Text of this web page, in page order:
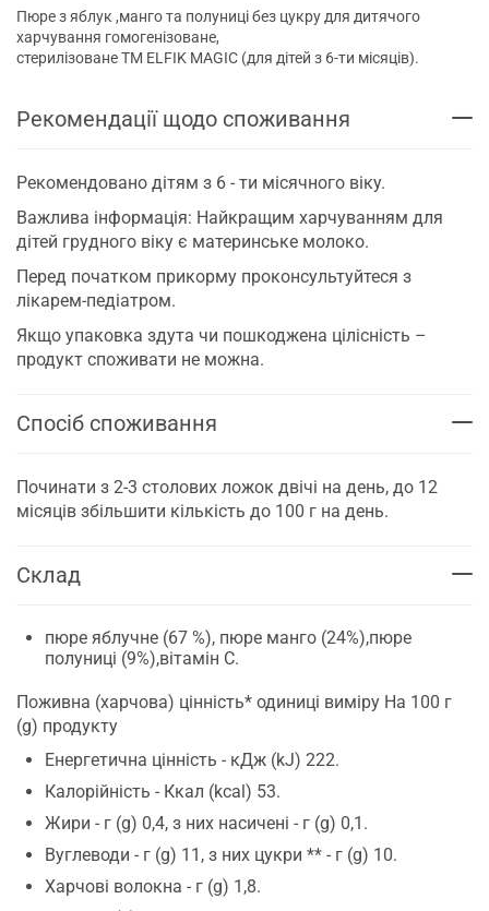
Пюре з яблук ,манго та полуниці без цукру для дитячого
харчування гомогенізоване,
стерилізоване ТМ ELFIK MAGIC (для дітей з 6-ти місяців).
Рекомендації щодо споживання
Рекомендовано дітям з 6 - ти місячного віку.
Важлива інформація: Найкращим харчуванням для
дітей грудного віку є материнське молоко.
Перед початком прикорму проконсультуйтеся з
лікарем-педіатром.
Якщо упаковка здута чи пошкоджена цілісність –
продукт споживати не можна.
Спосіб споживання
Починати з 2-3 столових ложок двічі на день, до 12
місяців збільшити кількість до 100 г на день.
Склад
пюре яблучне (67 %), пюре манго (24%),пюре
полуниці (9%),вітамін С.
Поживна (харчова) цінність* одиниці виміру На 100 г
(g) продукту
Енергетична цінність - кДж (kJ) 222.
Калорійність - Ккал (kсal) 53.
Жири - г (g) 0,4, з них насичені - г (g) 0,1.
Вуглеводи - г (g) 11, з них цукри ** - г (g) 10.
Харчові волокна - г (g) 1,8.